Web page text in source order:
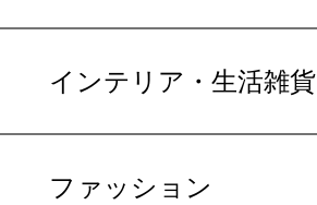
インテリア・生活雑貨
ファッション